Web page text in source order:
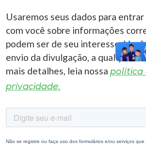
Usaremos seus dados para
com você sobre informações
podem ser de seu interesse.
envio da divulgação, a qualquer
mais detalhes, leia nossa política
privacidade.